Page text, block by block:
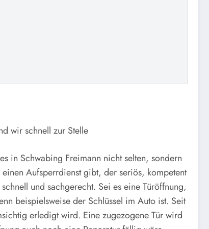
wir schnell zur Stelle
in Schwabing Freimann nicht selten, sondern
Aufsperrdienst gibt, der seriös, kompetent
und sachgerecht. Sei es eine Türöffnung,
beispielsweise der Schlüssel im Auto ist. Seit
erledigt wird. Eine zugezogene Tür wird